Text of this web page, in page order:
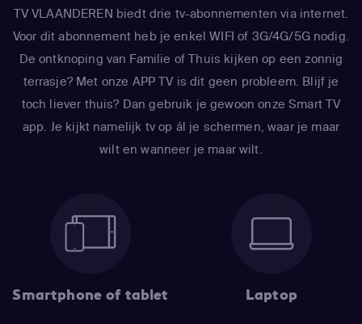
TV VLAANDEREN biedt drie tv-abonnementen via internet.
Voor dit abonnement heb je enkel WIFI of 3G/4G/5G nodig.
De ontknoping van Familie of Thuis kijken op een zonnig
terrasje? Met onze APP TV is dit geen probleem. Blijf je
toch liever thuis? Dan gebruik je gewoon onze Smart TV
app. Je kijkt namelijk tv op ál je schermen, waar je maar
wilt en wanneer je maar wilt.
Smartphone of tablet Laptop